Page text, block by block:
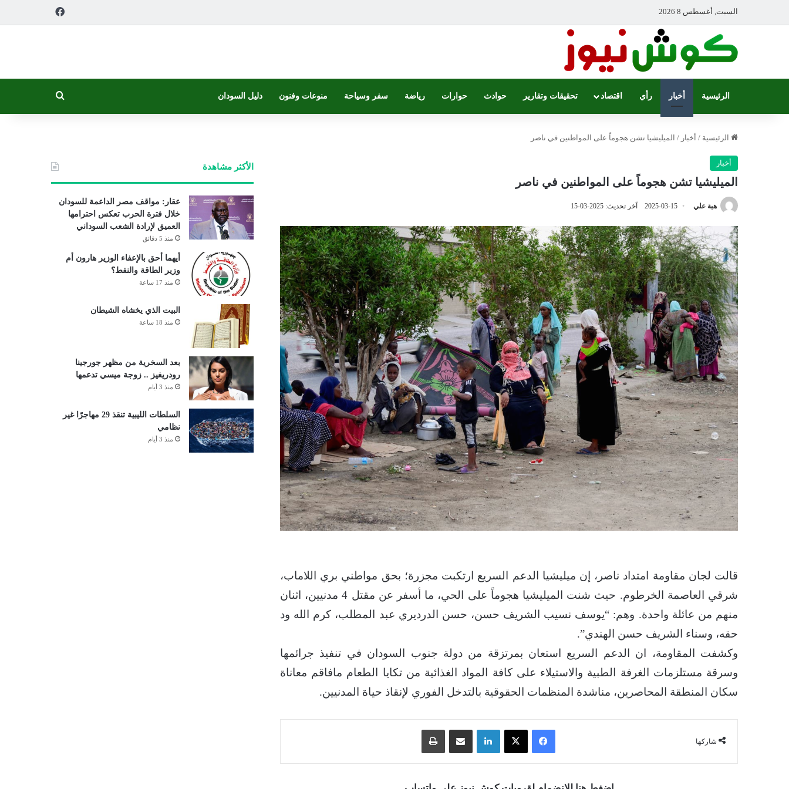
السبت, أغسطس 8 2026
الرئيسية أخبار رأي اقتصاد تحقيقات وتقارير حوادث حوارات رياضة سفر وسياحة منوعات وفنون دليل السودان
الرئيسية / أخبار / الميليشيا تشن هجوماً على المواطنين في ناصر
أخبار
الميليشيا تشن هجوماً على المواطنين في ناصر
هبة علي 2025-03-15 آخر تحديث: 2025-03-15
قالت لجان مقاومة امتداد ناصر، إن ميليشيا الدعم السريع ارتكبت مجزرة؛ بحق مواطني بري اللاماب،
شرقي العاصمة الخرطوم. حيث شنت الميليشيا هجوماً على الحي، ما أسفر عن مقتل 4 مدنيين، اثنان
منهم من عائلة واحدة. وهم: “يوسف نسيب الشريف حسن، حسن الدرديري عبد المطلب، كرم الله ود
حقه، وسناء الشريف حسن الهندي”.
وكشفت المقاومة، ان الدعم السريع استعان بمرتزقة من دولة جنوب السودان في تنفيذ جرائمها
وسرقة مستلزمات الغرفة الطبية والاستيلاء على كافة المواد الغذائية من تكايا الطعام مافاقم معاناة
سكان المنطقة المحاصرين، مناشدة المنظمات الحقوقية بالتدخل الفوري لإنقاذ حياة المدنيين.
شاركها
فيسبوك ‫X لينكدإن مشاركة عبر البريد
الأكثر مشاهدة
عقار: مواقف مصر الداعمة للسودان
خلال فترة الحرب تعكس احترامها
العميق لإرادة الشعب السوداني
منذ 5 دقائق
أيهما أحق بالإعفاء الوزير هارون أم
وزير الطاقة والنفط؟
منذ 17 ساعة
البيت الذي يخشاه الشيطان
منذ 18 ساعة
بعد السخرية من مظهر جورجينا
رودريغيز .. زوجة ميسي تدعمها
منذ 3 أيام
السلطات الليبية تنقذ 29 مهاجرًا غير
نظامي
منذ 3 أيام